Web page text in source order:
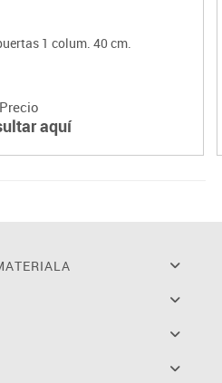
1 colum. 40 cm.
Precio
aquí